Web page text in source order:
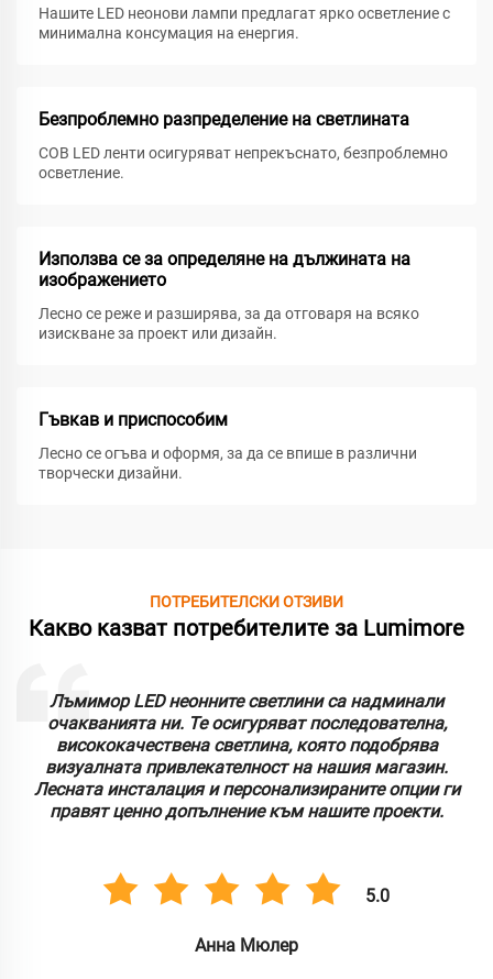
Нашите LED неонови лампи предлагат ярко осветление с
минимална консумация на енергия.
Безпроблемно разпределение на светлината
COB LED ленти осигуряват непрекъснато, безпроблемно
осветление.
Използва се за определяне на дължината на
изображението
Лесно се реже и разширява, за да отговаря на всяко
изискване за проект или дизайн.
Гъвкав и приспособим
Лесно се огъва и оформя, за да се впише в различни
творчески дизайни.
ПОТРЕБИТЕЛСКИ ОТЗИВИ
Какво казват потребителите за Lumimore
Лъмимор LED неонните светлини са надминали
очакванията ни. Те осигуряват последователна,
висококачествена светлина, която подобрява
визуалната привлекателност на нашия магазин.
Лесната инсталация и персонализираните опции ги
правят ценно допълнение към нашите проекти.
5.0
Анна Мюлер